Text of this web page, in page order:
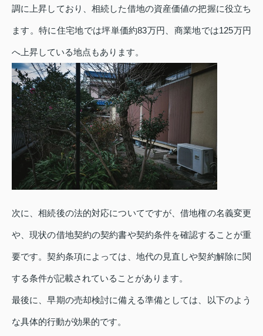
調に上昇しており、相続した借地の資産価値の把握に役立ち
ます。特に住宅地では坪単価約83万円、商業地では125万円
へ上昇している地点もあります。
次に、相続後の法的対応についてですが、借地権の名義変更
や、現状の借地契約の契約書や契約条件を確認することが重
要です。契約条項によっては、地代の見直しや契約解除に関
する条件が記載されていることがあります。
最後に、早期の売却検討に備える準備としては、以下のよう
な具体的行動が効果的です。